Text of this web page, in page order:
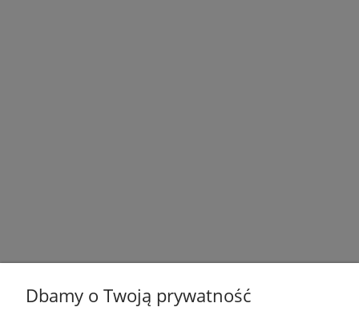
Dbamy o Twoją prywatność